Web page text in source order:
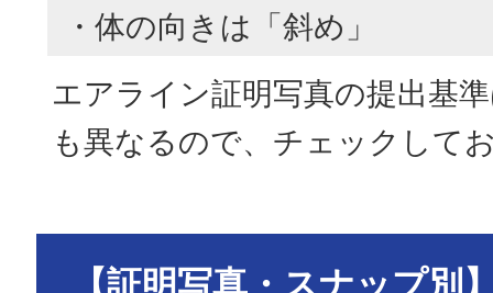
・体の向きは「斜め」
エアライン証明写真の提出基
も異なるので、チェックして
【証明写真・スナップ別